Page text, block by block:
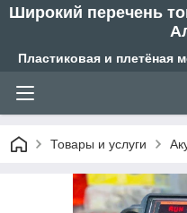
Широкий перечень
Пластиковая и плетёная
Товары и услуги